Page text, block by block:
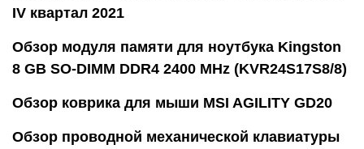
IV квартал 2021
Обзор модуля памяти для ноутбука Kingston
8 GB SO-DIMM DDR4 2400 MHz (KVR24S17S8/8)
Обзор коврика для мыши MSI AGILITY GD20
Обзор проводной механической клавиатуры